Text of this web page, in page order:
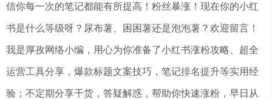
信你每一次的笔记都能有所提高！粉丝暴涨！现在你的小红
书是什么等级呀？尿布薯、困困薯还是泡泡薯？欢迎留言！
我是厚孜网络小编，用心为你准备了小红书涨粉攻略、超全
运营工具分享，爆款标题文案技巧，笔记排名提升等实用经
验；不定期分享干货，答疑解惑，帮助你快速涨粉，早日从